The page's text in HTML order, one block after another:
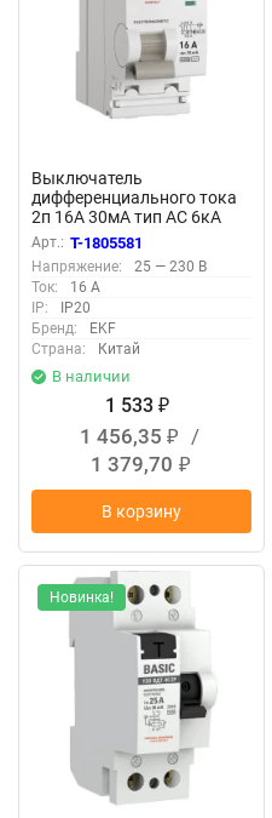
Выключатель
дифференциального тока
2п 16А 30мА тип AC 6кА
ВД-100N электромех.
PROxima EKF E1026M1630
Арт.: T-1805581
Напряжение:
25 — 230 В
Ток:
16 А
IP:
IP20
Бренд:
EKF
Страна:
Китай
В наличии
1 533 ₽
1 456,35 ₽
/
1 379,70 ₽
В корзину
Новинка!